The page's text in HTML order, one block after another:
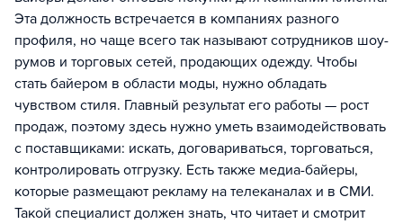
Эта должность встречается в компаниях разного
профиля, но чаще всего так называют сотрудников шоу-
румов и торговых сетей, продающих одежду. Чтобы
стать байером в области моды, нужно обладать
чувством стиля. Главный результат его работы — рост
продаж, поэтому здесь нужно уметь взаимодействовать
с поставщиками: искать, договариваться, торговаться,
контролировать отгрузку. Есть также медиа-байеры,
которые размещают рекламу на телеканалах и в СМИ.
Такой специалист должен знать, что читает и смотрит